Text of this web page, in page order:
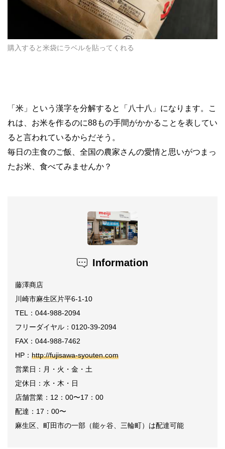
購入すると米袋にラベルを貼ってくれる
「米」という漢字を分解すると「八十八」になります。こ
れは、お米を作るのに88もの手間がかかることを表してい
ると言われているからだそう。
毎日の主食のご飯、全国の農家さんの愛情と思いがつまっ
たお米、食べてみませんか？
Information
藤澤商店
川崎市麻生区片平6-1-10
TEL：044-988-2094
フリーダイヤル：0120-39-2094
FAX：044-988-7462
HP： http://fujisawa-syouten.com
営業日：月・火・金・土
定休日：水・木・日
店舗営業：12：00〜17：00
配達：17：00〜
麻生区、町田市の一部（能ヶ谷、三輪町）は配達可能